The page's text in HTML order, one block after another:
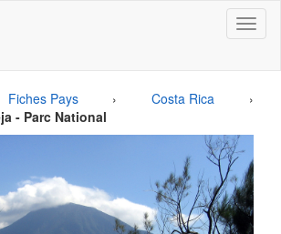
Toggle
Fiches Pays›Costa Rica ›
- Parc National